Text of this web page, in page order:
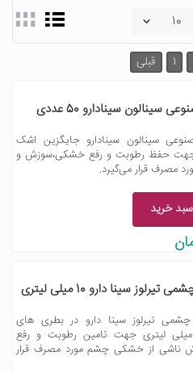
قبلی 1
سینالون سینادارو 50 عددی
سینالون سینادارو جایگزین اشک
حفظ رطوبت و رفع خشکی،سوزش و
مصرف قرار می‌گیرد.
خرید
سینا دارو 10 میلی لیتری
تیرلوز سینا دارو در بطری های
پلاستیکی 10 میلی لیتری جهت تامین رطوبت و رفع
ناشی از خشکی چشم مورد مصرف قرار